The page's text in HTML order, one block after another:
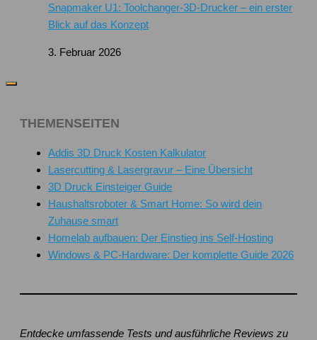
Snapmaker U1: Toolchanger-3D-Drucker – ein erster
Blick auf das Konzept
3. Februar 2026
THEMENSEITEN
Addis 3D Druck Kosten Kalkulator
Lasercutting & Lasergravur – Eine Übersicht
3D Druck Einsteiger Guide
Haushaltsroboter & Smart Home: So wird dein
Zuhause smart
Homelab aufbauen: Der Einstieg ins Self-Hosting
Windows & PC-Hardware: Der komplette Guide 2026
Entdecke umfassende Tests und ausführliche Reviews zu